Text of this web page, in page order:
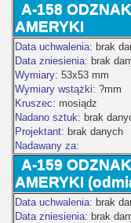
A-158
AMERYKI
Data uchwalenia: brak
Data zniesienia: brak
Wymiary: 53x53 mm
Wymiary wstążki: ?mm
Kruszec: mosiądz
Nadano sztuk: brak
Projektant: brak danych
Nadawany za:
A-159
AMERYKI
Data uchwalenia: brak
Data zniesienia: brak